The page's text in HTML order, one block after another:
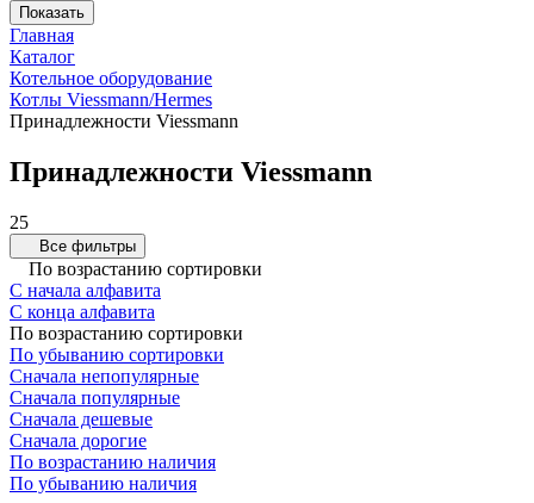
Показать
Главная
Каталог
Котельное оборудование
Котлы Viessmann/Hermes
Принадлежности Viessmann
Принадлежности Viessmann
25
Все фильтры
По возрастанию сортировки
С начала алфавита
С конца алфавита
По возрастанию сортировки
По убыванию сортировки
Сначала непопулярные
Сначала популярные
Сначала дешевые
Сначала дорогие
По возрастанию наличия
По убыванию наличия